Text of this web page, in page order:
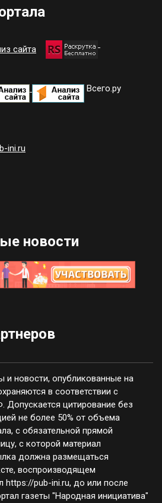
Всего.ру
новости
и новости, опубликованные на
в соответствии с
Допускается цитирование без
не более 50% от объема
с обязательной прямой
с которой материал
должна размещаться
воспроизводящем
https://pub-ini.ru, до или после
газеты "Народная инициатива"